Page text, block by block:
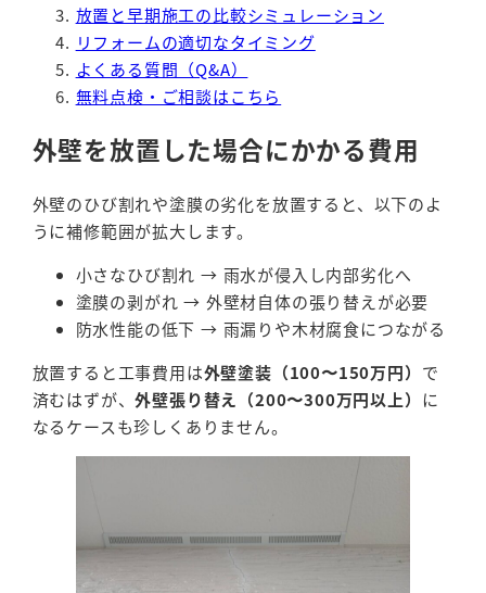
放置と早期施工の比較シミュレーション
リフォームの適切なタイミング
よくある質問（Q&A）
無料点検・ご相談はこちら
外壁を放置した場合にかかる費用
外壁のひび割れや塗膜の劣化を放置すると、以下のよ
うに補修範囲が拡大します。
小さなひび割れ → 雨水が侵入し内部劣化へ
塗膜の剥がれ → 外壁材自体の張り替えが必要
防水性能の低下 → 雨漏りや木材腐食につながる
放置すると工事費用は外壁塗装（100〜150万円） で
済むはずが、外壁張り替え（200〜300万円以上） に
なるケースも珍しくありません。